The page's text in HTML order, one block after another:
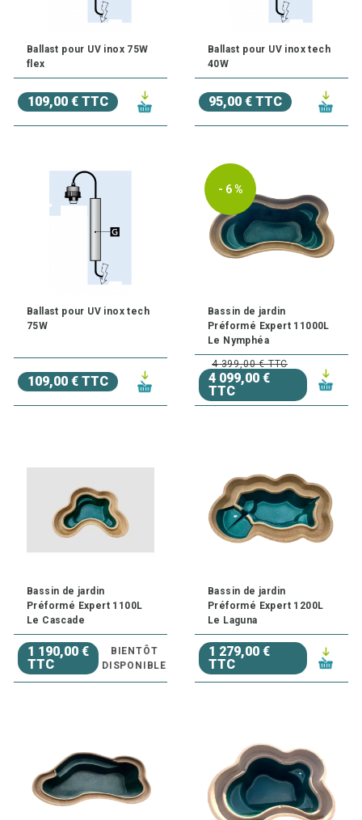
Ballast pour UV inox 75W
flex
109,00 € TTC
Ballast pour UV inox tech
40W
95,00 € TTC
Ballast pour UV inox tech
75W
109,00 € TTC
- 6 %
Bassin de jardin
Préformé Expert 11000L
Le Nymphéa
4 399,00 € TTC
4 099,00 €
TTC
Bassin de jardin
Préformé Expert 1100L
Le Cascade
1 190,00 €
TTC
BIENTÔT
DISPONIBLE
Bassin de jardin
Préformé Expert 1200L
Le Laguna
1 279,00 €
TTC